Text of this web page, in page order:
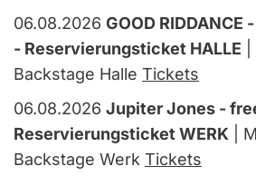
06.08.2026 GOOD RIDDANCE
- Reservierungsticket HALLE
Backstage Halle Tickets
06.08.2026 Jupiter Jones -
Reservierungsticket WERK |
Backstage Werk Tickets